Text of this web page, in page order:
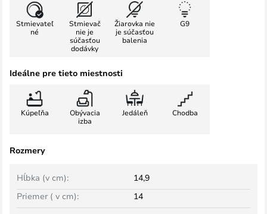
Stmievateľ
né
Stmievač
nie je
súčasťou
dodávky
Žiarovka nie
je súčasťou
balenia
G9
Ideálne pre tieto miestnosti
Kúpeľňa
Obývacia
izba
Jedáleň Chodba
Rozmery
Hĺbka (v cm):
14,9
Priemer ( v cm):
14